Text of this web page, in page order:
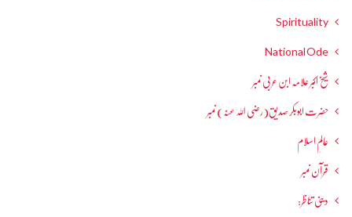
Spirituality
National Ode
شیخ اکبر علامہ ابن عربی نمبر
حضرت ابوبکر صدیق(رضی اللہ عنہ) نمبر
عالمِ اسلام
قرآن نمبر
دینی تناظر: